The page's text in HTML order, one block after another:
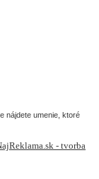
nájdete umenie, ktoré
- tvorba